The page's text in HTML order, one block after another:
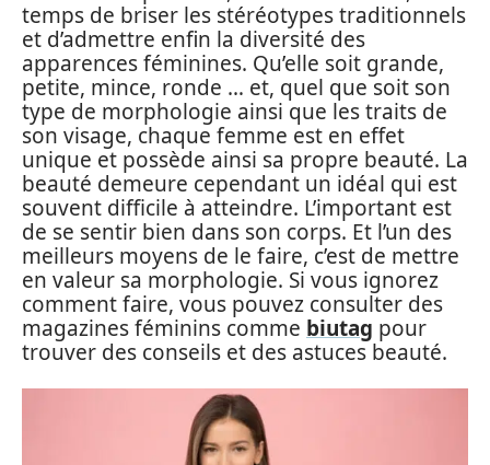
temps de briser les stéréotypes traditionnels
et d’admettre enfin la diversité des
apparences féminines. Qu’elle soit grande,
petite, mince, ronde … et, quel que soit son
type de morphologie ainsi que les traits de
son visage, chaque femme est en effet
unique et possède ainsi sa propre beauté. La
beauté demeure cependant un idéal qui est
souvent difficile à atteindre. L’important est
de se sentir bien dans son corps. Et l’un des
meilleurs moyens de le faire, c’est de mettre
en valeur sa morphologie. Si vous ignorez
comment faire, vous pouvez consulter des
magazines féminins comme biutag pour
trouver des conseils et des astuces beauté.